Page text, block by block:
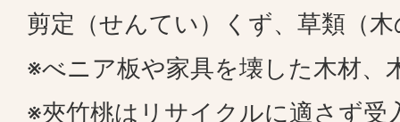
剪定（せんてい）くず、草類（
※べニア板や家具を壊した木材、
※夾竹桃はリサイクルに適さず受